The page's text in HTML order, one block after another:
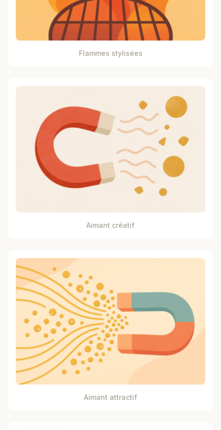
Flammes stylisées
Aimant créatif
Aimant attractif